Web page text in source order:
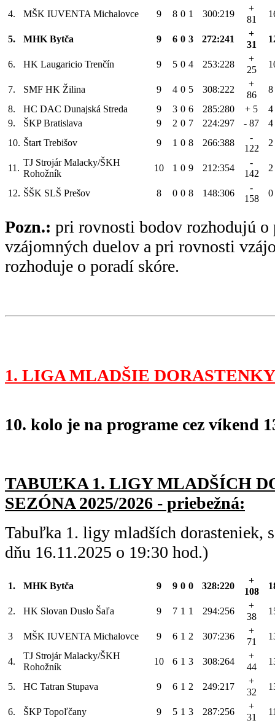
4. MŠK IUVENTA Michalovce 9 8 0 1 300:219
+
81
5. MHK Bytča 9 6 0 3 272:241
+
31
6. HK Laugaricio Trenčín 9 5 0 4 253:228
+
25
7. SMF HK Žilina 9 4 0 5 308:222
+
86
8
8.
HC DAC Dunajská Streda 9 3 0 6 285:280 + 5
4
9.
ŠKP Bratislava 9 2 0 7 224:297 - 87
4
10. Štart Trebišov 9 1 0 8 266:388
-
122
2
11.
TJ Strojár Malacky/ŠKH
Rohožník
10 1 0 9 212:354
-
142
2
12. ŠŠK SLŠ Prešov 8 0 0 8 148:306
-
158
0
Pozn.: pri rovnosti bodov rozhodujú o
vzájomných duelov a pri rovnosti
rozhoduje o poradí skóre.
1. LIGA MLADŠIE
10. kolo je na programe cez víkend
TABUĽKA 1. LIGY MLADŠÍCH
SEZÓNA 2025/2026 - priebežná:
Tabuľka 1. ligy mladších dorasteniek,
dňu 16.11.2025 o 19:30 hod.)
1. MHK Bytča 9 9 0 0 328:220
+
108
2. HK Slovan Duslo Šaľa 9 7 1 1 294:256
+
38
3 MŠK IUVENTA Michalovce 9 6 1 2 307:236
+
71
4.
TJ Strojár Malacky/ŠKH
Rohožník
10 6 1 3 308:264
+
44
5. HC Tatran Stupava 9 6 1 2 249:217
+
32
6. ŠKP Topoľčany 9 5 1 3 287:256
+
31